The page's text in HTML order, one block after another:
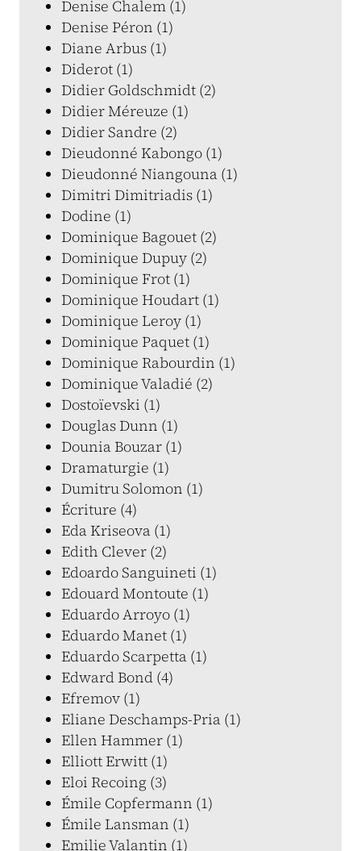
Denise Chalem (1)
Denise Péron (1)
Diane Arbus (1)
Diderot (1)
Didier Goldschmidt (2)
Didier Méreuze (1)
Didier Sandre (2)
Dieudonné Kabongo (1)
Dieudonné Niangouna (1)
Dimitri Dimitriadis (1)
Dodine (1)
Dominique Bagouet (2)
Dominique Dupuy (2)
Dominique Frot (1)
Dominique Houdart (1)
Dominique Leroy (1)
Dominique Paquet (1)
Dominique Rabourdin (1)
Dominique Valadié (2)
Dostoïevski (1)
Douglas Dunn (1)
Dounia Bouzar (1)
Dramaturgie (1)
Dumitru Solomon (1)
Écriture (4)
Eda Kriseova (1)
Edith Clever (2)
Edoardo Sanguineti (1)
Edouard Montoute (1)
Eduardo Arroyo (1)
Eduardo Manet (1)
Eduardo Scarpetta (1)
Edward Bond (4)
Efremov (1)
Eliane Deschamps-Pria (1)
Ellen Hammer (1)
Elliott Erwitt (1)
Eloi Recoing (3)
Émile Copfermann (1)
Émile Lansman (1)
Emilie Valantin (1)